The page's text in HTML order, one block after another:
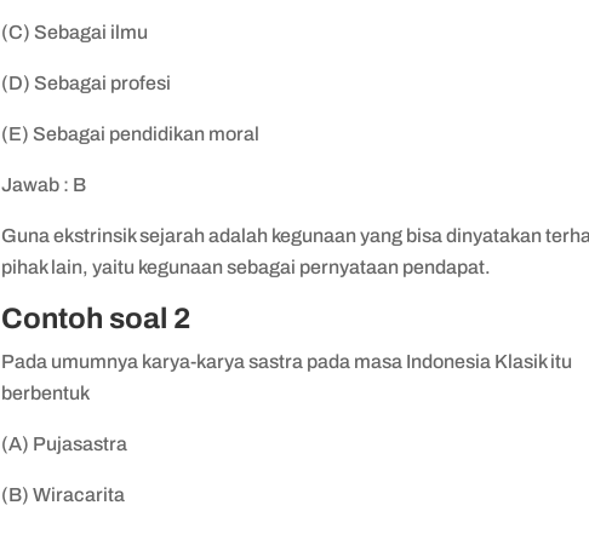
(C) Sebagai ilmu
(D) Sebagai profesi
(E) Sebagai pendidikan moral
Jawab : B
Guna ekstrinsik sejarah adalah kegunaan yang bisa dinyatakan
pihak lain, yaitu kegunaan sebagai pernyataan pendapat.
Contoh soal 2
Pada umumnya karya-karya sastra pada masa Indonesia Klasik itu
berbentuk
(A) Pujasastra
(B) Wiracarita